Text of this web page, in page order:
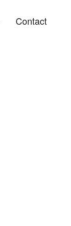
Contact